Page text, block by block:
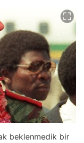
beklenmedik bir